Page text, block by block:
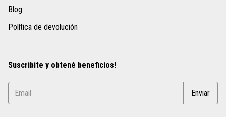
Blog
Política de devolución
Suscribite y obtené beneficios!